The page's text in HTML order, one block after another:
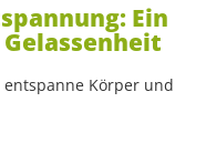
Ein
Körper und